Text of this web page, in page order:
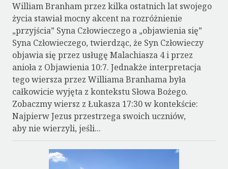
William Branham przez kilka ostatnich lat swojego
życia stawiał mocny akcent na rozróżnienie
„przyjścia” Syna Człowieczego a „objawienia się”
Syna Człowieczego, twierdząc, że Syn Człowieczy
objawia się przez usługę Malachiasza 4 i przez
anioła z Objawienia 10:7. Jednakże interpretacja
tego wiersza przez Williama Branhama była
całkowicie wyjęta z kontekstu Słowa Bożego.
Zobaczmy wiersz z Łukasza 17:30 w kontekście:
Najpierw Jezus przestrzega swoich uczniów,
aby nie wierzyli, jeśli...